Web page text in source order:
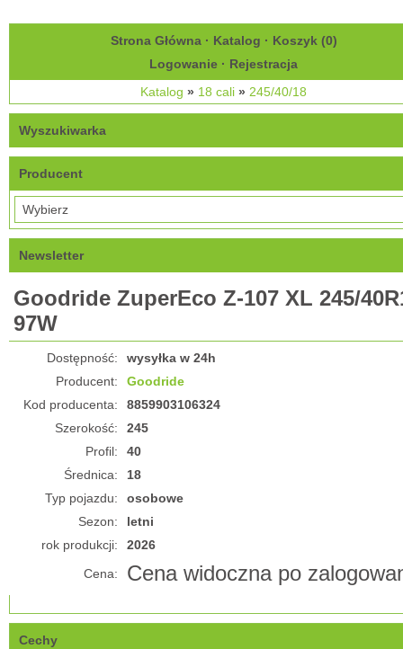
Strona Główna· Katalog · Koszyk (0)
Logowanie · Rejestracja
Katalog » 18 cali » 245/40/18
Wyszukiwarka
Producent
Newsletter
Goodride ZuperEco Z-107 XL 245/
97W
Dostępność:
wysyłka w 24h
Producent:
Goodride
Kod producenta:
8859903106324
Szerokość:
245
Profil:
40
Średnica:
18
Typ pojazdu:
osobowe
Sezon:
letni
rok produkcji:
2026
Cena:
Cena widoczna po
Cechy